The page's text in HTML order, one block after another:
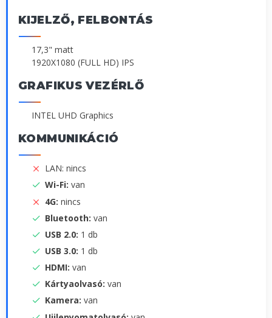
KIJELZŐ, FELBONTÁS
17,3" matt
1920X1080 (FULL HD) IPS
GRAFIKUS VEZÉRLŐ
INTEL UHD Graphics
KOMMUNIKÁCIÓ
LAN: nincs
Wi-Fi: van
4G: nincs
Bluetooth: van
USB 2.0: 1 db
USB 3.0: 1 db
HDMI: van
Kártyaolvasó: van
Kamera: van